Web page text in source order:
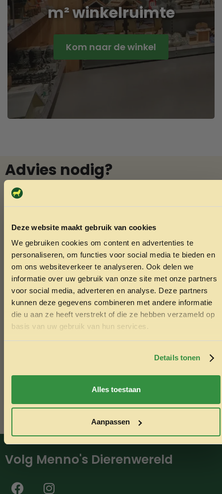
Deze website maakt gebruik van cookies
We gebruiken cookies om content en advertenties te
personaliseren, om functies voor social media te bieden en
om ons websiteverkeer te analyseren. Ook delen we
informatie over uw gebruik van onze site met onze partners
voor social media, adverteren en analyse. Deze partners
kunnen deze gegevens combineren met andere informatie
die u aan ze heeft verstrekt of die ze hebben verzameld op
basis van uw gebruik van hun services.
Details tonen
Alles toestaan
Aanpassen
m² winkelruimte
Kom naar de winkel
Advies nodig?
Vraag het Menno
In onze winkel in Varsseveld helpt Menno u graag met
niet wat u zoekt? Menno kan het vaak voor u bestellen.
Ook voor het knippen van nagels van konijnen of cavia’s
bent u welkom.
Whatsapp
Bel Menno
Volg Menno's Dierenwereld
ONTVANG 5% KORTING OP
JE EERSTE BESTELLING!
Ontvang korting
Door je in te schrijven ga je akkoord met het ontvangen van
Nee, ik wil geen korting